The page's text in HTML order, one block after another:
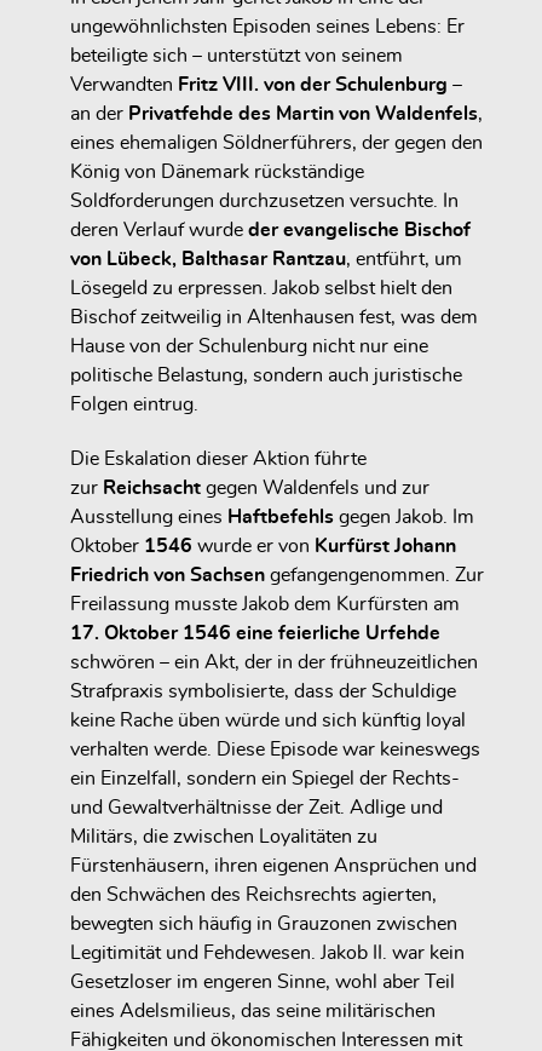
ungewöhnlichsten Episoden seines Lebens: Er
beteiligte sich – unterstützt von seinem
Verwandten Fritz VIII. von der Schulenburg –
an der Privatfehde des Martin von Waldenfels,
eines ehemaligen Söldnerführers, der gegen den
König von Dänemark rückständige
Soldforderungen durchzusetzen versuchte. In
deren Verlauf wurde der evangelische Bischof
von Lübeck, Balthasar Rantzau, entführt, um
Lösegeld zu erpressen. Jakob selbst hielt den
Bischof zeitweilig in Altenhausen fest, was dem
Hause von der Schulenburg nicht nur eine
politische Belastung, sondern auch juristische
Folgen eintrug.
Die Eskalation dieser Aktion führte
zur Reichsacht gegen Waldenfels und zur
Ausstellung eines Haftbefehls gegen Jakob. Im
Oktober 1546 wurde er von Kurfürst Johann
Friedrich von Sachsen gefangengenommen. Zur
Freilassung musste Jakob dem Kurfürsten am
17. Oktober 1546 eine feierliche Urfehde
schwören – ein Akt, der in der frühneuzeitlichen
Strafpraxis symbolisierte, dass der Schuldige
keine Rache üben würde und sich künftig loyal
verhalten werde. Diese Episode war keineswegs
ein Einzelfall, sondern ein Spiegel der Rechts-
und Gewaltverhältnisse der Zeit. Adlige und
Militärs, die zwischen Loyalitäten zu
Fürstenhäusern, ihren eigenen Ansprüchen und
den Schwächen des Reichsrechts agierten,
bewegten sich häufig in Grauzonen zwischen
Legitimität und Fehdewesen. Jakob II. war kein
Gesetzloser im engeren Sinne, wohl aber Teil
eines Adelsmilieus, das seine militärischen
Fähigkeiten und ökonomischen Interessen mit